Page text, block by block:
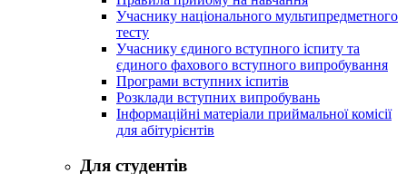
Учаснику національного мультипредметного
тесту
Учаснику єдиного вступного іспиту та
єдиного фахового вступного випробування
Програми вступних іспитів
Розклади вступних випробувань
Інформаційні матеріали приймальної комісії
для абітурієнтів
Для студентів